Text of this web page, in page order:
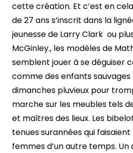
cette création. Et c’est en
de 27 ans s’inscrit dans la
jeunesse de Larry Clark ou
McGinley., les modèles de
semblent jouer à se déguiser
comme des enfants sauvages
dimanches pluvieux pour
marche sur les meubles tels
et maîtres des lieux. Les
tenues surannées qui faisaient
femmes d’un autre temps.